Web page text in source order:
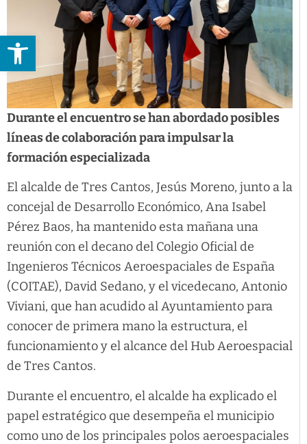
Abrir barra de herramientas
Durante el encuentro se han abordado posibles
líneas de colaboración para impulsar la
formación especializada
El alcalde de Tres Cantos, Jesús Moreno, junto a la
concejal de Desarrollo Económico, Ana Isabel
Pérez Baos, ha mantenido esta mañana una
reunión con el decano del Colegio Oficial de
Ingenieros Técnicos Aeroespaciales de España
(COITAE), David Sedano, y el vicedecano, Antonio
Viviani, que han acudido al Ayuntamiento para
conocer de primera mano la estructura, el
funcionamiento y el alcance del Hub Aeroespacial
de Tres Cantos.
Durante el encuentro, el alcalde ha explicado el
papel estratégico que desempeña el municipio
como uno de los principales polos aeroespaciales